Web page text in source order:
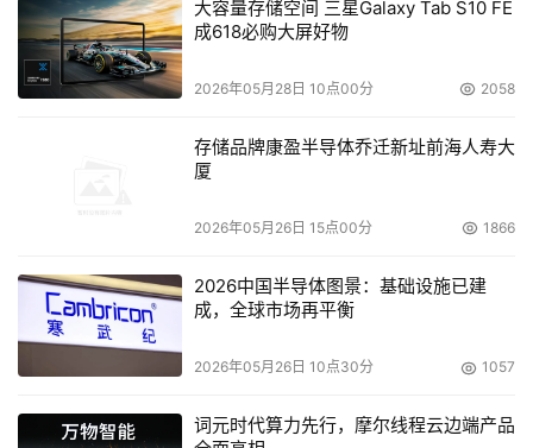
大容量存储空间 三星Galaxy Tab S10 FE
成618必购大屏好物
2026年05月28日 10点00分 2058
存储品牌康盈半导体乔迁新址前海人寿大
厦
2026年05月26日 15点00分 1866
2026中国半导体图景：基础设施已建
成，全球市场再平衡
2026年05月26日 10点30分 1057
词元时代算力先行，摩尔线程云边端产品